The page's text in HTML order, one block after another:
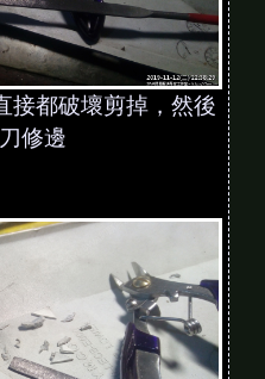
接都破壞剪掉，然後
修邊